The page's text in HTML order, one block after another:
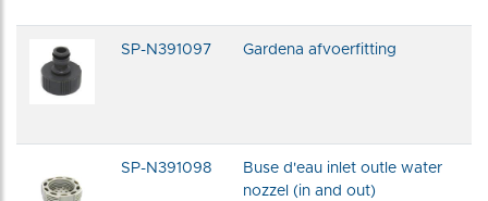
SP-N391097 Gardena afvoerfitting
SP-N391098
Buse d'eau inlet outle water
nozzel (in and out)